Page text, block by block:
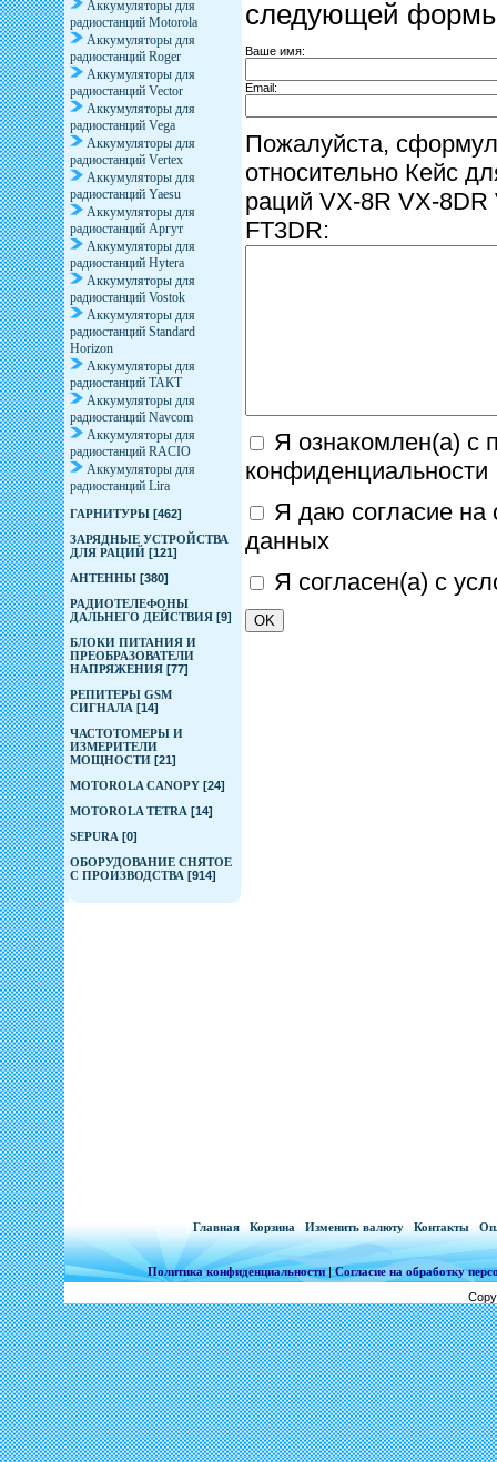
Аккумуляторы для
радиостанций Motorola
Аккумуляторы для
радиостанций Roger
Аккумуляторы для
радиостанций Vector
Аккумуляторы для
радиостанций Vega
Аккумуляторы для
радиостанций Vertex
Аккумуляторы для
радиостанций Yaesu
Аккумуляторы для
радиостанций Аргут
Аккумуляторы для
радиостанций Hytera
Аккумуляторы для
радиостанций Vostok
Аккумуляторы для
радиостанций Standard
Horizon
Аккумуляторы для
радиостанций ТАКТ
Аккумуляторы для
радиостанций Navcom
Аккумуляторы для
радиостанций RACIO
Аккумуляторы для
радиостанций Lira
ГАРНИТУРЫ [462]
ЗАРЯДНЫЕ УСТРОЙСТВА
ДЛЯ РАЦИЙ [121]
АНТЕННЫ [380]
РАДИОТЕЛЕФОНЫ
ДАЛЬНЕГО ДЕЙСТВИЯ [9]
БЛОКИ ПИТАНИЯ И
ПРЕОБРАЗОВАТЕЛИ
НАПРЯЖЕНИЯ [77]
РЕПИТЕРЫ GSM
СИГНАЛА [14]
ЧАСТОТОМЕРЫ И
ИЗМЕРИТЕЛИ
МОЩНОСТИ [21]
MOTOROLA CANOPY [24]
MOTOROLA TETRA [14]
SEPURA [0]
ОБОРУДОВАНИЕ СНЯТОЕ
С ПРОИЗВОДСТВА [914]
следующей
Ваше имя:
Email:
Пожалуйста,
относительно Кейс
раций VX-8R VX-
FT3DR:
Я ознакомлен(а) с
конфиденциальности
Я даю согласие на
данных
Я согласен(а) с
Главная| Корзина Изменить валюту Контакты
Политика конфиденциальности|Согласие на обработку